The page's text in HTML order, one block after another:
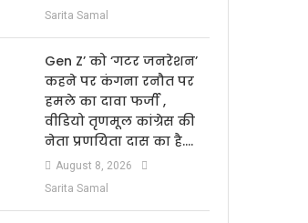
Sarita Samal
Gen Z’ को ‘गटर जनरेशन’
कहने पर कंगना रनौत पर
हमले का दावा फर्जी ,
वीडियो तृणमूल कांग्रेस की
नेता प्रणयिता दास का है….
August 8, 2026
Sarita Samal